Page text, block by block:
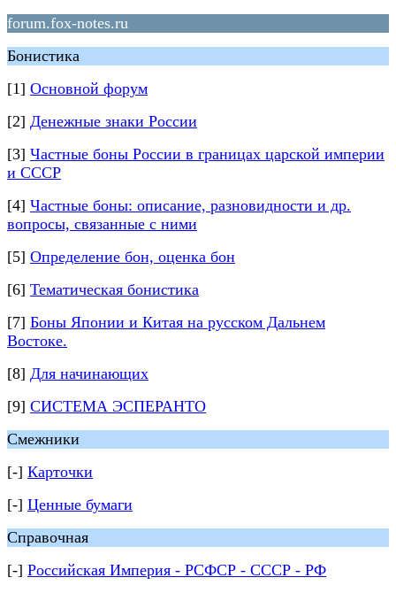
forum.fox-notes.ru
Бонистика
[1] Основной форум
[2] Денежные знаки России
[3] Частные боны России в границах царской империи
и СССР
[4] Частные боны: описание, разновидности и др.
вопросы, связанные с ними
[5] Определение бон, оценка бон
[6] Тематическая бонистика
[7] Боны Японии и Китая на русском Дальнем
Востоке.
[8] Для начинающих
[9] СИСТЕМА ЭСПЕРАНТО
Смежники
[-] Карточки
[-] Ценные бумаги
Справочная
[-] Российская Империя - РСФСР - СССР - РФ